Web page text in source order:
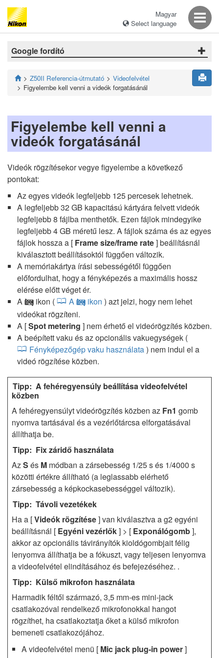
Magyar
Select language
Google fordító
Z50II Referencia-útmutató
Videofelvétel
Figyelembe kell venni a videók forgatásánál
Figyelembe kell venni a
videók forgatásánál
Videók rögzítésekor vegye figyelembe a következő
pontokat:
Az egyes videók legfeljebb 125 percesek lehetnek.
A legfeljebb 32 GB kapacitású kártyára felvett videók
legfeljebb 8 fájlba menthetők. Ezen fájlok mindegyike
legfeljebb 4 GB méretű lesz. A fájlok száma és az egyes
fájlok hossza a [ Frame size/frame rate] beállításnál
kiválasztott beállításoktól függően változik.
A memóriakártya írási sebességétől függően
előfordulhat, hogy a fényképezés a maximális hossz
elérése előtt véget ér.
A 0 ikon ( A0 ikon ) azt jelzi, hogy nem lehet
videókat rögzíteni.
A [Spot metering ] nem érhető el videórögzítés közben.
A beépített vaku és az opcionális vakuegységek (
Fényképezőgép vaku használata) nem indul el a
videó rögzítése közben.
A fehéregyensúly beállítása videofelvétel
közben
A fehéregyensúlyt videórögzítés közben az Fn1 gomb
nyomva tartásával és a vezérlőtárcsa elforgatásával
állíthatja be.
Fix záridő használata
AzS és M módban a zársebesség 1/25 s és 1/4000 s
közötti értékre állítható (a leglassabb elérhető
zársebesség a képkockasebességgel változik).
Távoli vezetékek
Ha a [Videók rögzítése] van kiválasztva a g2 egyéni
beállításnál [ Egyéni vezérlők] > [ Exponálógomb],
akkor az opcionális távirányítók kioldógombjait félig
lenyomva állíthatja be a fókuszt, vagy teljesen lenyomva
a videofelvétel elindításához és befejezéséhez. .
Külső mikrofon használata
Harmadik féltől származó, 3,5 mm-es mini-jack
csatlakozóval rendelkező mikrofonokkal hangot
rögzíthet, ha csatlakoztatja őket a külső mikrofon
bemeneti csatlakozójához.
A videofelvétel menü [ Mic jack plug-in power]